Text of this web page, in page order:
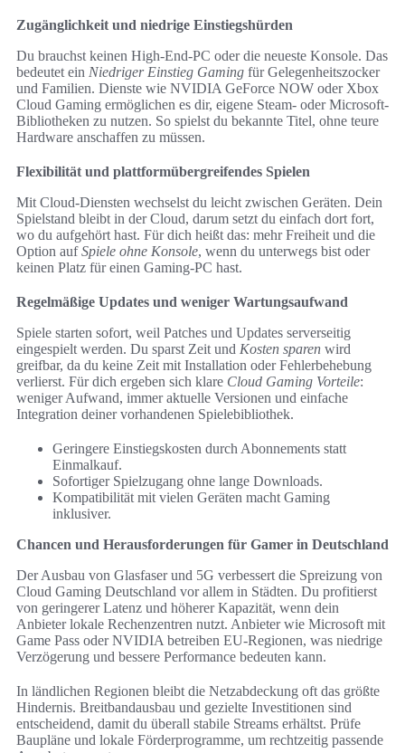
Zugänglichkeit und niedrige Einstiegshürden
Du brauchst keinen High-End-PC oder die neueste Konsole. Das
bedeutet ein Niedriger Einstieg Gaming für Gelegenheitszocker
und Familien. Dienste wie NVIDIA GeForce NOW oder Xbox
Cloud Gaming ermöglichen es dir, eigene Steam- oder Microsoft-
Bibliotheken zu nutzen. So spielst du bekannte Titel, ohne teure
Hardware anschaffen zu müssen.
Flexibilität und plattformübergreifendes Spielen
Mit Cloud-Diensten wechselst du leicht zwischen Geräten. Dein
Spielstand bleibt in der Cloud, darum setzt du einfach dort fort,
wo du aufgehört hast. Für dich heißt das: mehr Freiheit und die
Option aufSpiele ohne Konsole, wenn du unterwegs bist oder
keinen Platz für einen Gaming-PC hast.
Regelmäßige Updates und weniger Wartungsaufwand
Spiele starten sofort, weil Patches und Updates serverseitig
eingespielt werden. Du sparst Zeit und Kosten sparen wird
greifbar, da du keine Zeit mit Installation oder Fehlerbehebung
verlierst. Für dich ergeben sich klare Cloud Gaming Vorteile:
weniger Aufwand, immer aktuelle Versionen und einfache
Integration deiner vorhandenen Spielebibliothek.
Geringere Einstiegskosten durch Abonnements statt
Einmalkauf.
Sofortiger Spielzugang ohne lange Downloads.
Kompatibilität mit vielen Geräten macht Gaming
inklusiver.
Chancen und Herausforderungen für Gamer in Deutschland
Der Ausbau von Glasfaser und 5G verbessert die Spreizung von
Cloud Gaming Deutschland vor allem in Städten. Du profitierst
von geringerer Latenz und höherer Kapazität, wenn dein
Anbieter lokale Rechenzentren nutzt. Anbieter wie Microsoft mit
Game Pass oder NVIDIA betreiben EU-Regionen, was niedrige
Verzögerung und bessere Performance bedeuten kann.
In ländlichen Regionen bleibt die Netzabdeckung oft das größte
Hindernis. Breitbandausbau und gezielte Investitionen sind
entscheidend, damit du überall stabile Streams erhältst. Prüfe
Baupläne und lokale Förderprogramme, um rechtzeitig passende